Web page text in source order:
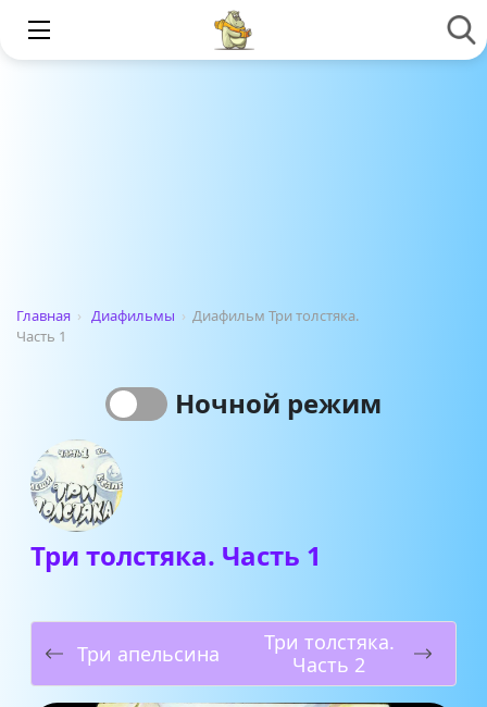
Главная › Диафильмы › Диафильм Три толстяка.
Часть 1
Ночной режим
Три толстяка. Часть 1
Три апельсина
Три толстяка.
Часть 2